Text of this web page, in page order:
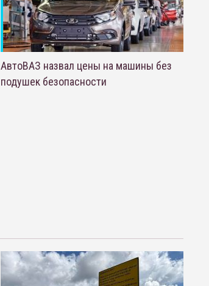
АвтоВАЗ назвал цены на машины без
подушек безопасности